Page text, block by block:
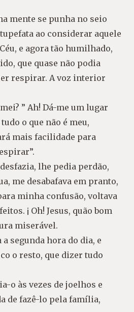
mente se punha no seio
ao considerar aquele
e agora tão humilhado,
que quase não podia
respirar. A voz interior
” Ah! Dá-me um lugar
o que não é meu,
mais facilidade para
lhe pedia perdão,
me desabafava em pranto,
minha confusão, voltava
¡ Oh! Jesus, quão bom
miserável.
a segunda hora do dia, e
o resto, que dizer tudo
o às vezes de joelhos e
de fazê-lo pela família,